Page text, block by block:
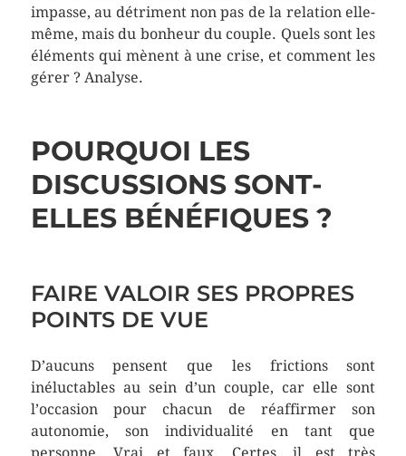
impasse, au détriment non pas de la relation elle-
même, mais du bonheur du couple. Quels sont les
éléments qui mènent à une crise, et comment les
gérer ? Analyse.
POURQUOI LES
DISCUSSIONS SONT-
ELLES BÉNÉFIQUES ?
FAIRE VALOIR SES PROPRES
POINTS DE VUE
D’aucuns pensent que les frictions sont
inéluctables au sein d’un couple, car elle sont
l’occasion pour chacun de réaffirmer son
autonomie, son individualité en tant que